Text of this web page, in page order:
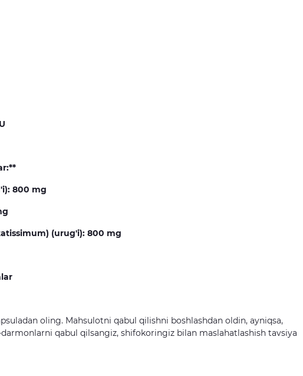
800 mg
(urug'i): 800 mg
oling. Mahsulotni qabul qilishni boshlashdan oldin, ayniqsa,
qabul qilsangiz, shifokoringiz bilan maslahatlashish tavsiya